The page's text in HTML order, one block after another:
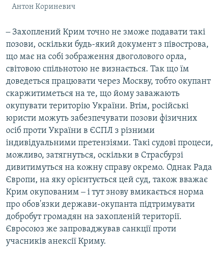
Антон Кориневич
‒ Захоплений Крим точно не зможе подавати такі
позови, оскільки будь-який документ з півострова,
що має на собі зображення двоголового орла,
світовою спільнотою не визнається. Так що їм
доведеться працювати через Москву, тобто окупант
скаржитиметься на те, що йому заважають
окупувати територію України. Втім, російські
юристи можуть забезпечувати позови фізичних
осіб проти України в ЄСПЛ з різними
індивідуальними претензіями. Такі судові процеси,
можливо, затягнуться, оскільки в Страсбурзі
дивитимуться на кожну справу окремо. Однак Рада
Європи, на яку орієнтується цей суд, також вважає
Крим окупованим ‒ і тут знову вмикається норма
про обов'язки держави-окупанта підтримувати
добробут громадян на захопленій території.
Євросоюз же запроваджував санкції проти
учасників анексії Криму.